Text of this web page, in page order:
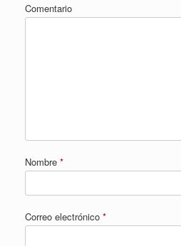
Comentario
Nombre *
Correo electrónico *